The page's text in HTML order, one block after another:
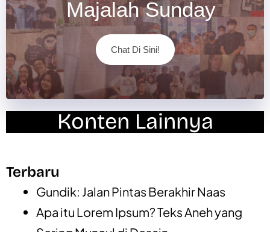
Majalah Sunday
Chat Di Sini!
Konten Lainnya
Terbaru
Gundik: Jalan Pintas Berakhir Naas
Apa itu Lorem Ipsum? Teks Aneh yang